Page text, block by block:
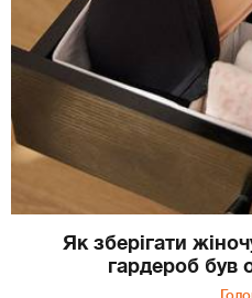
Як зберігати
гардероб був